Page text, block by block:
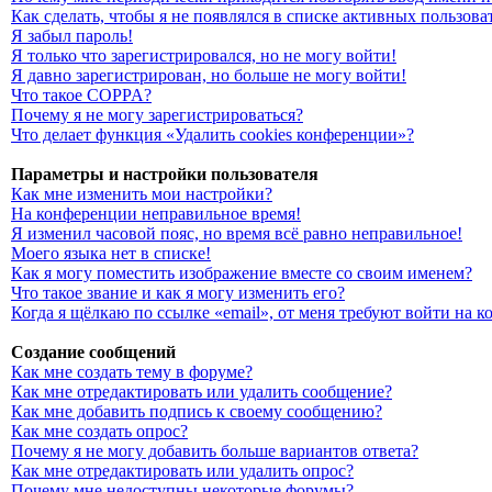
Как сделать, чтобы я не появлялся в списке активных
Я забыл пароль!
Я только что зарегистрировался, но не могу войти!
Я давно зарегистрирован, но больше не могу войти!
Что такое COPPA?
Почему я не могу зарегистрироваться?
Что делает функция «Удалить cookies конференции»?
Параметры и настройки пользователя
Как мне изменить мои настройки?
На конференции неправильное время!
Я изменил часовой пояс, но время всё равно неправильное!
Моего языка нет в списке!
Как я могу поместить изображение вместе со своим именем?
Что такое звание и как я могу изменить его?
Когда я щёлкаю по ссылке «email», от меня требуют войти на
Создание сообщений
Как мне создать тему в форуме?
Как мне отредактировать или удалить сообщение?
Как мне добавить подпись к своему сообщению?
Как мне создать опрос?
Почему я не могу добавить больше вариантов ответа?
Как мне отредактировать или удалить опрос?